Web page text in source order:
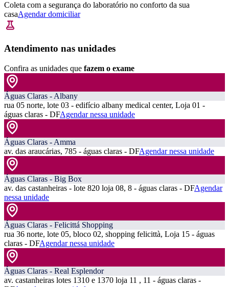
Coleta com a segurança do laboratório no conforto da sua
casaAgendar domiciliar
Atendimento nas unidades
Confira as unidades que fazem o exame
Águas Claras - Albany
rua 05 norte, lote 03 - edifício albany medical center, Loja 01 -
águas claras - DFAgendar nessa unidade
Águas Claras - Amma
av. das araucárias, 785 - águas claras - DFAgendar nessa unidade
Águas Claras - Big Box
av. das castanheiras - lote 820 loja 08, 8 - águas claras - DFAgendar
nessa unidade
Águas Claras - Felicittá Shopping
rua 36 norte, lote 05, bloco 02, shopping felicittà, Loja 15 - águas
claras - DFAgendar nessa unidade
Águas Claras - Real Esplendor
av. castanheiras lotes 1310 e 1370 loja 11 , 11 - águas claras -